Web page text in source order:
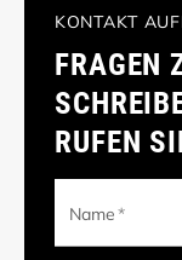
KONTAKT
FRAGEN
RUFEN
Name*